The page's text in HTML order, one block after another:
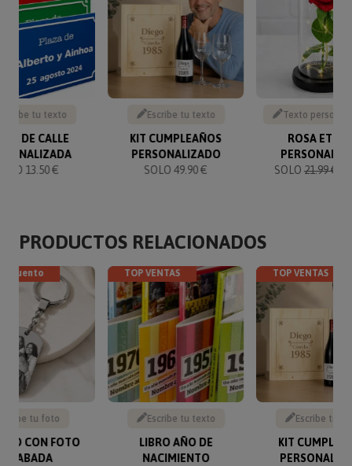
tu texto
DE CALLE
13.50 €
Escribe tu texto
KIT CUMPLEAÑOS
PERSONALIZADO
SOLO 49.90 €
Texto
ROSA
SOLO21.99 €
PRODUCTOS RELACIONADOS
Sube tu foto
CON FOTO
GRABADA
TOP VENTAS
Escribe tu texto
LIBRO AÑO DE
NACIMIENTO
TOP VENTAS
Escribe tu
KIT